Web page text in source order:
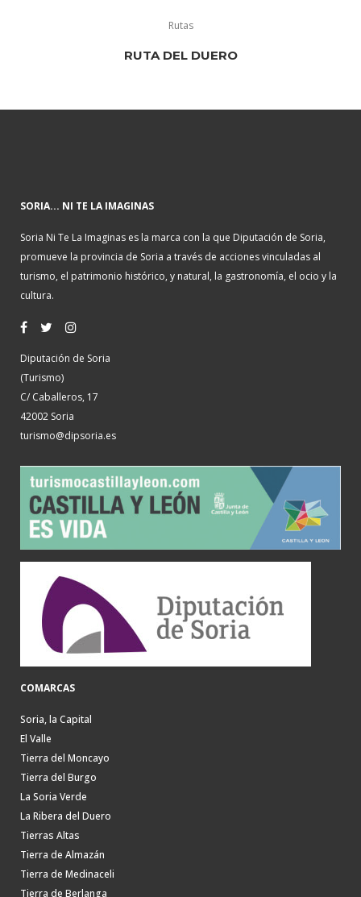
Rutas
RUTA DEL DUERO
SORIA... NI TE LA IMAGINAS
Soria Ni Te La Imaginas es la marca con la que Diputación de Soria,
promueve la provincia de Soria a través de acciones vinculadas al
turismo, el patrimonio histórico, y natural, la gastronomía, el ocio y la
cultura.
Diputación de Soria
(Turismo)
C/ Caballeros, 17
42002 Soria
turismo@dipsoria.es
COMARCAS
Soria, la Capital
El Valle
Tierra del Moncayo
Tierra del Burgo
La Soria Verde
La Ribera del Duero
Tierras Altas
Tierra de Almazán
Tierra de Medinaceli
Tierra de Berlanga